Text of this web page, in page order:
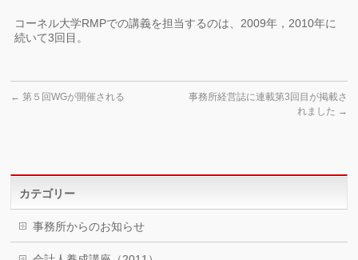
コーネル大学RMPでの講義を担当するのは、2009年，2010年に
続いて3回目。
← 第５回WGが開催される
事務所経営誌に連載第3回目が掲載さ
れました →
カテゴリー
事務所からのお知らせ